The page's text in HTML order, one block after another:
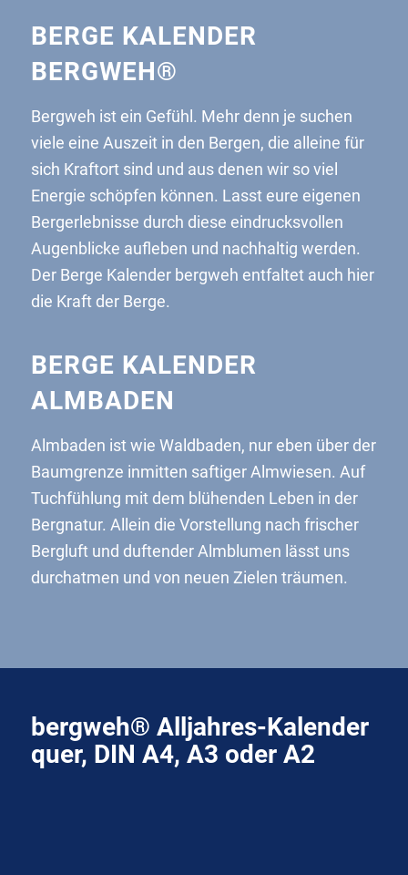
BERGE KALENDER
BERGWEH®
Bergweh ist ein Gefühl. Mehr denn je suchen
viele eine Auszeit in den Bergen, die alleine für
sich Kraftort sind und aus denen wir so viel
Energie schöpfen können. Lasst eure eigenen
Bergerlebnisse durch diese eindrucksvollen
Augenblicke aufleben und nachhaltig werden.
Der Berge Kalender bergweh entfaltet auch hier
die Kraft der Berge.
BERGE KALENDER
ALMBADEN
Almbaden ist wie Waldbaden, nur eben über der
Baumgrenze inmitten saftiger Almwiesen. Auf
Tuchfühlung mit dem blühenden Leben in der
Bergnatur. Allein die Vorstellung nach frischer
Bergluft und duftender Almblumen lässt uns
durchatmen und von neuen Zielen träumen.
bergweh® Alljahres-Kalender
quer, DIN A4, A3 oder A2